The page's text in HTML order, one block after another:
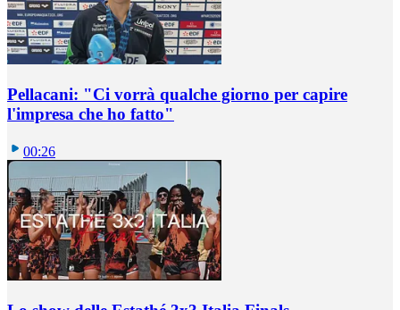
Pellacani: "Ci vorrà qualche giorno per capire
l'impresa che ho fatto"
00:26